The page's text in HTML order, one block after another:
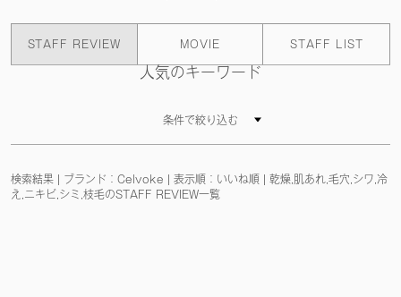
STAFF REVIEW MOVIE STAFF LIST
人気のキーワード
条件で絞り込む
検索結果 | ブランド：Celvoke | 表示順：いいね順 | 乾燥,肌あれ,毛穴,シワ,冷
え,ニキビ,シミ,枝毛のSTAFF REVIEW一覧